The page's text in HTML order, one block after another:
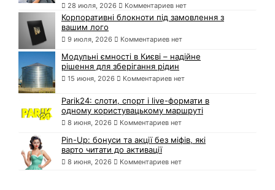
28 июля, 2026 Комментариев нет
Корпоративні блокноти під замовлення з
вашим лого
9 июля, 2026 Комментариев нет
Модульні ємності в Києві – надійне
рішення для зберігання рідин
15 июня, 2026 Комментариев нет
Parik24: слоти, спорт і live-формати в
одному користувацькому маршруті
8 июня, 2026 Комментариев нет
Pin-Up: бонуси та акції без міфів, які
варто читати до активації
8 июня, 2026 Комментариев нет